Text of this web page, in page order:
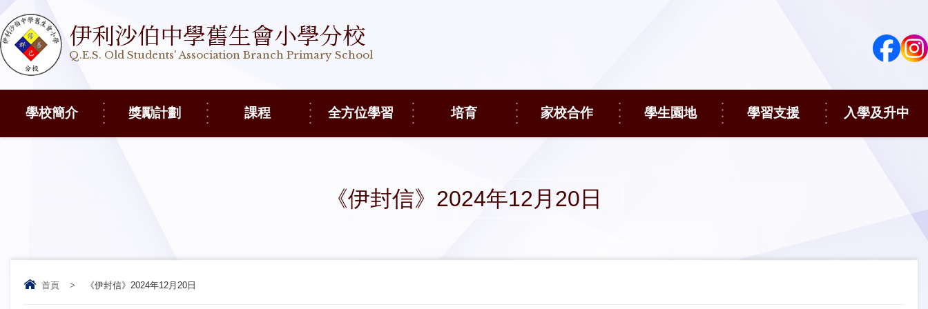
伊利沙伯中學舊生會小學分校
Q.E.S. Old Students' Association Branch Primary School
學校簡介 獎勵計劃 課程 全方位學習 培育 家校合作 學生園地 學習支援 入學及升中
《伊封信》2024年12月20日
首頁 > 《伊封信》2024年12月20日